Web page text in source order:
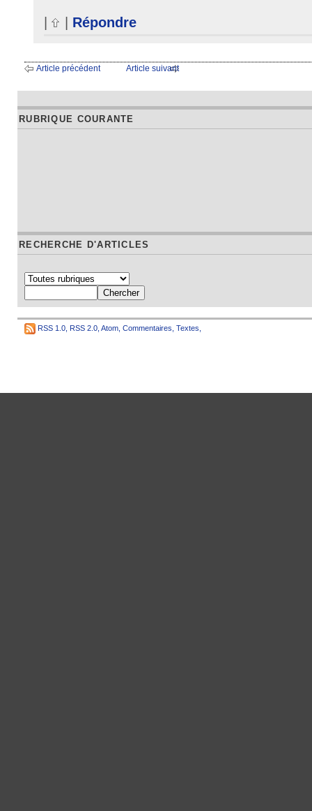
Répondre
Article précédent Article suivant
RUBRIQUE COURANTE
RECHERCHE D'ARTICLES
RSS 1.0 RSS 2.0 Atom Commentaires Textes